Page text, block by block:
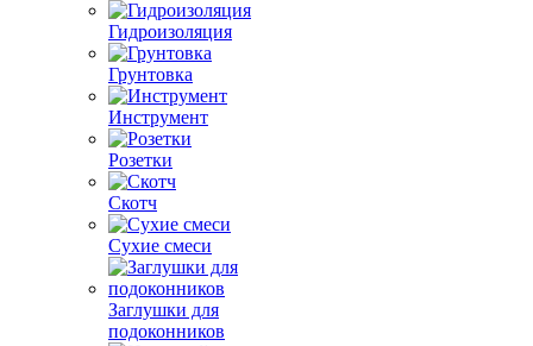
Гидроизоляция
Грунтовка
Инструмент
Розетки
Скотч
Сухие смеси
Заглушки для
подоконников